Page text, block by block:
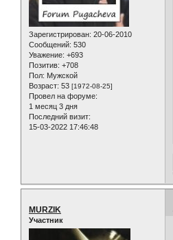
Зарегистрирован: 20-06-2010
Сообщений: 530
Уважение: +693
Позитив: +708
Пол: Мужской
Возраст: 53 [1972-08-25]
Провел на форуме:
1 месяц 3 дня
Последний визит:
15-03-2022 17:46:48
MURZIK
Участник